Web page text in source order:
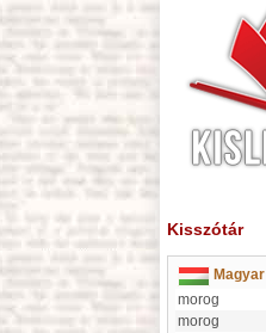
Kisszótár
Magyar
morog
morog